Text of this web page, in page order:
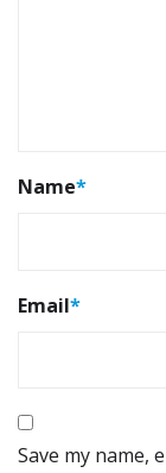
Name*
Email*
Save my name,